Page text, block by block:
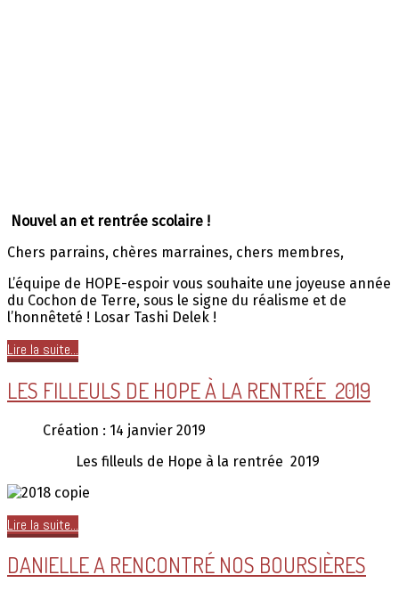
Nouvel an et rentrée scolaire !
Chers parrains, chères marraines, chers membres,
L’équipe de HOPE-espoir vous souhaite une joyeuse année
du Cochon de Terre, sous le signe du réalisme et de
l’honnêteté ! Losar Tashi Delek !
Lire la suite...
LES FILLEULS DE HOPE À LA RENTRÉE 2019
Création : 14 janvier 2019
Les filleuls de Hope à la rentrée 2019
Lire la suite...
DANIELLE A RENCONTRÉ NOS BOURSIÈRES